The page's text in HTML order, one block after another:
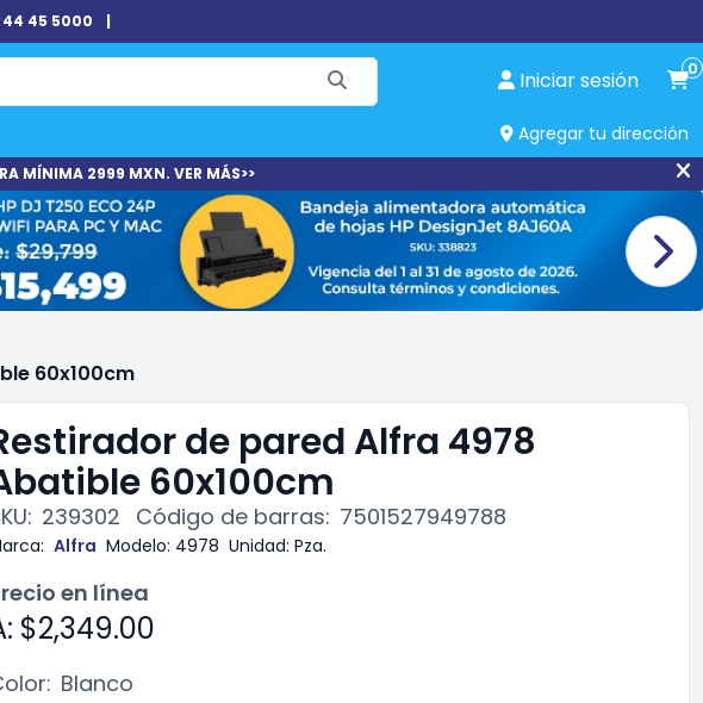
45 5000 |
Iniciar sesión 0
Agregar tu dirección
MÍNIMA 2999 MXN. VER MÁS>>
60x100cm
de pared Alfra 4978
60x100cm
239302 Código de barras: 7501527949788
Alfra Modelo: 4978 Unidad: Pza.
en línea
$2,349.00
Blanco